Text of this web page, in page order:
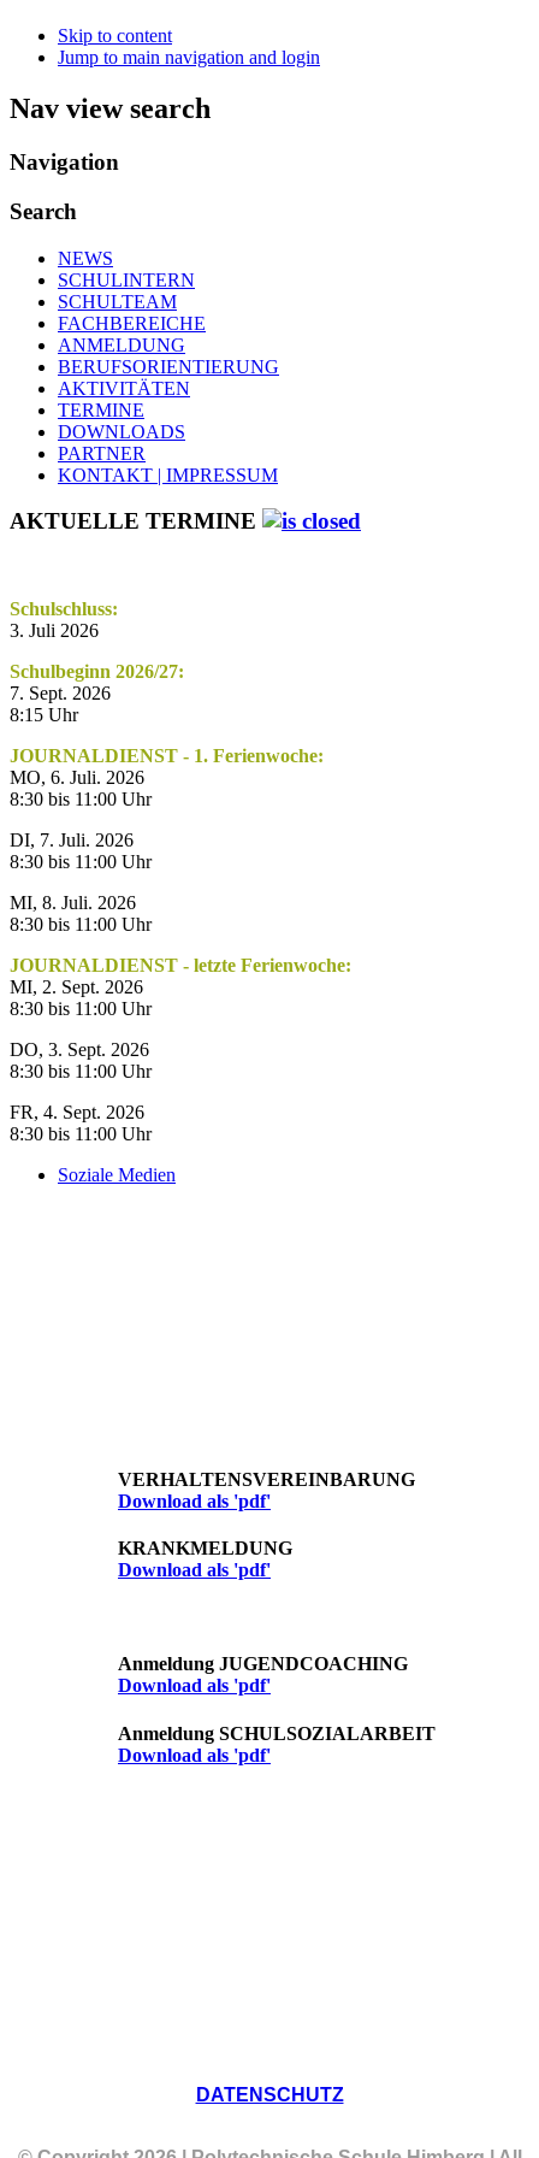
Skip to content
Jump to main navigation and login
Nav view search
Navigation
Search
NEWS
SCHULINTERN
SCHULTEAM
FACHBEREICHE
ANMELDUNG
BERUFSORIENTIERUNG
AKTIVITÄTEN
TERMINE
DOWNLOADS
PARTNER
KONTAKT | IMPRESSUM
AKTUELLE TERMINE
Schulschluss:
3. Juli 2026
Schulbeginn 2026/27:
7. Sept. 2026
8:15 Uhr
JOURNALDIENST - 1. Ferienwoche:
MO, 6. Juli. 2026
8:30 bis 11:00 Uhr
DI, 7. Juli. 2026
8:30 bis 11:00 Uhr
MI, 8. Juli. 2026
8:30 bis 11:00 Uhr
JOURNALDIENST - letzte Ferienwoche:
MI, 2. Sept. 2026
8:30 bis 11:00 Uhr
DO, 3. Sept. 2026
8:30 bis 11:00 Uhr
FR, 4. Sept. 2026
8:30 bis 11:00 Uhr
Soziale Medien
VERHALTENSVEREINBARUNG
Download als 'pdf'
KRANKMELDUNG
Download als 'pdf'
Anmeldung JUGENDCOACHING
Download als 'pdf'
Anmeldung SCHULSOZIALARBEIT
Download als 'pdf'
DATENSCHUTZ